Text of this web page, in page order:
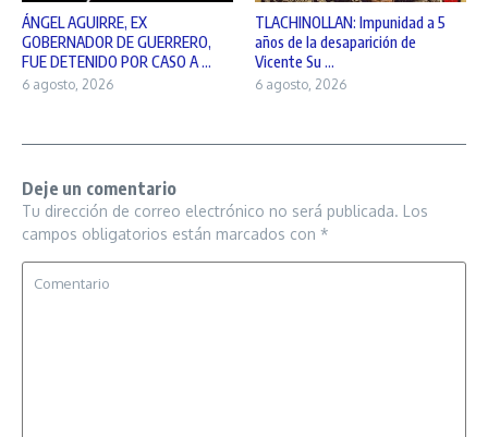
ÁNGEL AGUIRRE, EX
GOBERNADOR DE GUERRERO,
FUE DETENIDO POR CASO A ...
6 agosto, 2026
TLACHINOLLAN: Impunidad a 5
años de la desaparición de
Vicente Su ...
6 agosto, 2026
Deje un comentario
Tu dirección de correo electrónico no será publicada. Los
campos obligatorios están marcados con *